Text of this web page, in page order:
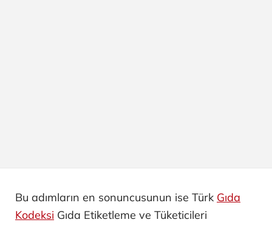
Bu adımların en sonuncusunun ise Türk Gıda
Kodeksi Gıda Etiketleme ve Tüketicileri